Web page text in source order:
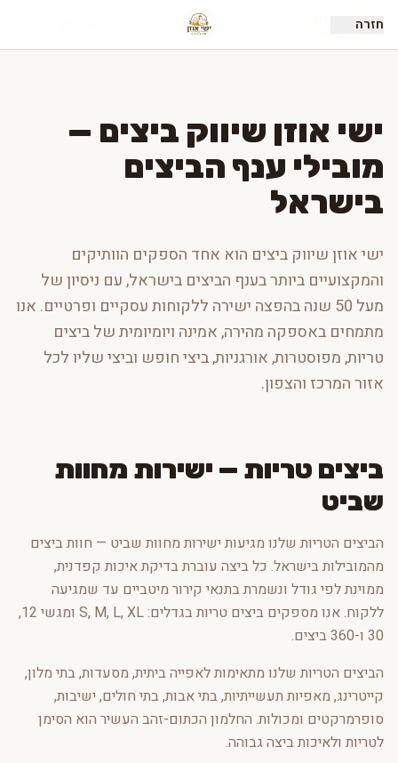
חזרה
ישי אוזן שיווק ביצים —
מובילי ענף הביצים
בישראל
ישי אוזן שיווק ביצים הוא אחד הספקים הוותיקים
והמקצועיים ביותר בענף הביצים בישראל, עם ניסיון של
מעל 50 שנה בהפצה ישירה ללקוחות עסקיים ופרטיים. אנו
מתמחים באספקה מהירה, אמינה ויומיומית של ביצים
טריות, מפוסטרות, אורגניות, ביצי חופש וביצי שליו לכל
אזור המרכז והצפון.
ביצים טריות — ישירות מחוות
שביט
הביצים הטריות שלנו מגיעות ישירות מחוות שביט — חוות ביצים
מהמובילות בישראל. כל ביצה עוברת בדיקת איכות קפדנית,
ממוינת לפי גודל ונשמרת בתנאי קירור מיטביים עד שמגיעה
ללקוח. אנו מספקים ביצים טריות בגדלים: S, M, L, XL ומגשי 12,
30 ו-360 ביצים.
הביצים הטריות שלנו מתאימות לאפייה ביתית, מסעדות, בתי מלון,
קייטרינג, מאפיות תעשייתיות, בתי אבות, בתי חולים, ישיבות,
סופרמרקטים ומכולות. החלמון הכתום-זהב העשיר הוא הסימן
לטריות ולאיכות ביצה גבוהה.